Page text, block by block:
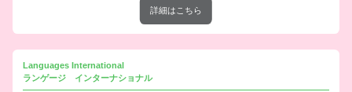
詳細はこちら
Languages International
ランゲージ インターナショナル